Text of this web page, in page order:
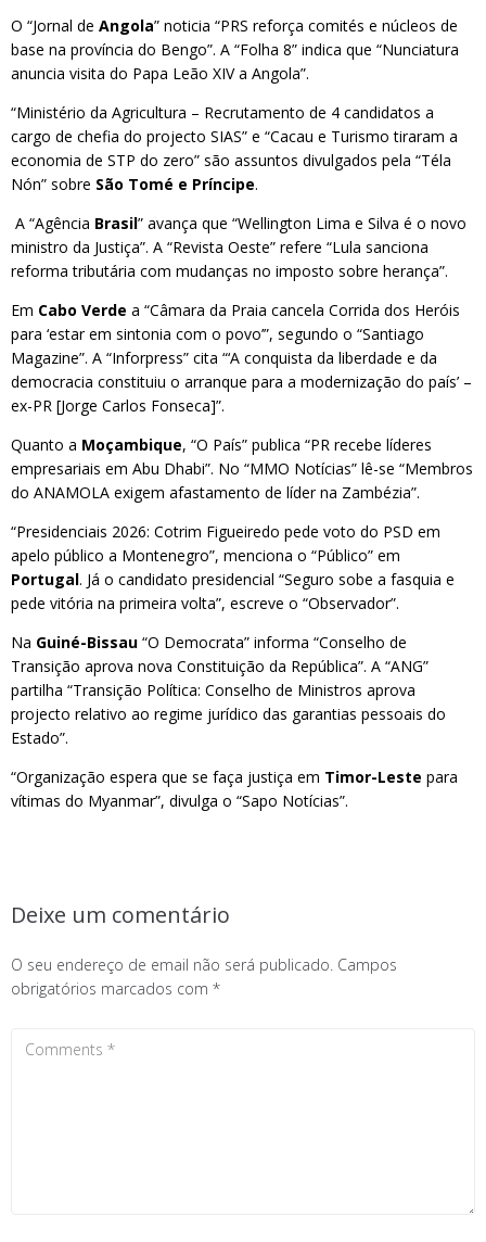
O “Jornal de Angola” noticia “PRS reforça comités e núcleos de
base na província do Bengo”. A “Folha 8” indica que “Nunciatura
anuncia visita do Papa Leão XIV a Angola”.
“Ministério da Agricultura – Recrutamento de 4 candidatos a
cargo de chefia do projecto SIAS” e “Cacau e Turismo tiraram a
economia de STP do zero” são assuntos divulgados pela “Téla
Nón” sobre São Tomé e Príncipe.
A “Agência Brasil” avança que “Wellington Lima e Silva é o novo
ministro da Justiça”. A “Revista Oeste” refere “Lula sanciona
reforma tributária com mudanças no imposto sobre herança”.
Em Cabo Verde a “Câmara da Praia cancela Corrida dos Heróis
para ‘estar em sintonia com o povo’”, segundo o “Santiago
Magazine”. A “Inforpress” cita “‘A conquista da liberdade e da
democracia constituiu o arranque para a modernização do país’ –
ex-PR [Jorge Carlos Fonseca]”.
Quanto a Moçambique, “O País” publica “PR recebe líderes
empresariais em Abu Dhabi”. No “MMO Notícias” lê-se “Membros
do ANAMOLA exigem afastamento de líder na Zambézia”.
“Presidenciais 2026: Cotrim Figueiredo pede voto do PSD em
apelo público a Montenegro”, menciona o “Público” em
Portugal. Já o candidato presidencial “Seguro sobe a fasquia e
pede vitória na primeira volta”, escreve o “Observador”.
Na Guiné-Bissau “O Democrata” informa “Conselho de
Transição aprova nova Constituição da República”. A “ANG”
partilha “Transição Política: Conselho de Ministros aprova
projecto relativo ao regime jurídico das garantias pessoais do
Estado”.
“Organização espera que se faça justiça em Timor-Leste para
vítimas do Myanmar”, divulga o “Sapo Notícias”.
Deixe um comentário
O seu endereço de email não será publicado. Campos
obrigatórios marcados com *